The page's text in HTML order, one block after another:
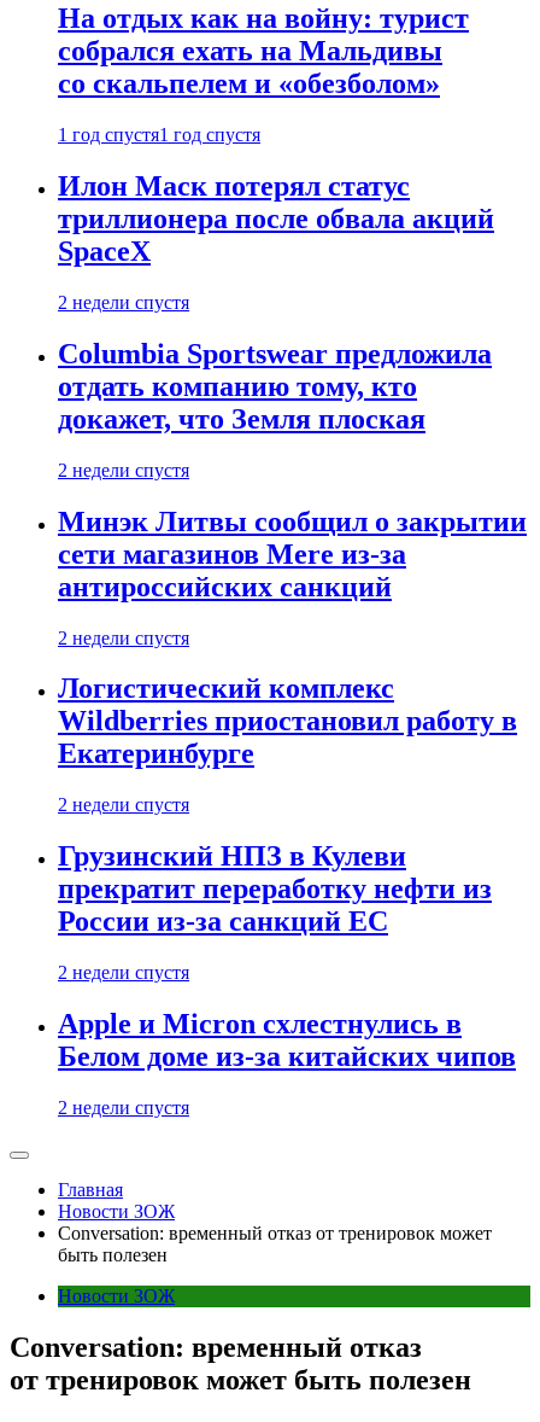
На отдых как на войну: турист
собрался ехать на Мальдивы
со скальпелем и «обезболом»
1 год спустя1 год спустя
Илон Маск потерял статус
триллионера после обвала акций
SpaceX
2 недели спустя
Columbia Sportswear предложила
отдать компанию тому, кто
докажет, что Земля плоская
2 недели спустя
Минэк Литвы сообщил о закрытии
сети магазинов Mere из-за
антироссийских санкций
2 недели спустя
Логистический комплекс
Wildberries приостановил работу в
Екатеринбурге
2 недели спустя
Грузинский НПЗ в Кулеви
прекратит переработку нефти из
России из-за санкций ЕС
2 недели спустя
Apple и Micron схлестнулись в
Белом доме из-за китайских чипов
2 недели спустя
Главная
Новости ЗОЖ
Conversation: временный отказ от тренировок может
быть полезен
Новости ЗОЖ
Conversation: временный отказ
от тренировок может быть полезен